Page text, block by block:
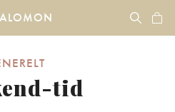
tid